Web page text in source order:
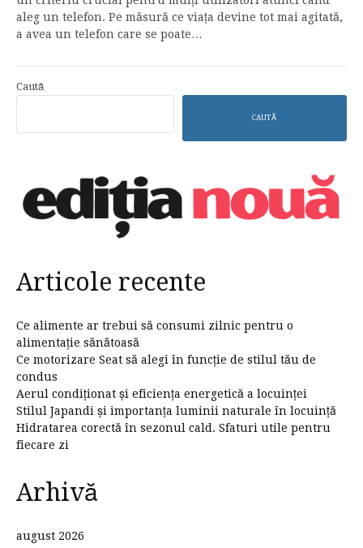
aleg un telefon. Pe măsură ce viața devine tot mai agitată,
a avea un telefon care se poate…
Caută
CAUTĂ
Articole recente
Ce alimente ar trebui să consumi zilnic pentru o
alimentație sănătoasă
Ce motorizare Seat să alegi în funcție de stilul tău de
condus
Aerul condiționat și eficiența energetică a locuinței
Stilul Japandi și importanța luminii naturale în locuință
Hidratarea corectă în sezonul cald. Sfaturi utile pentru
fiecare zi
Arhivă
august 2026